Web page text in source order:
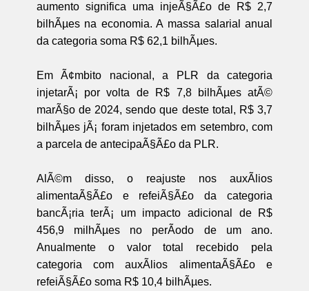
aumento significa uma injeÃ§Ã£o de R$ 2,7
bilhÃµes na economia. A massa salarial anual
da categoria soma R$ 62,1 bilhÃµes.
Em Ã¢mbito nacional, a PLR da categoria
injetarÃ¡ por volta de R$ 7,8 bilhÃµes atÃ©
marÃ§o de 2024, sendo que deste total, R$ 3,7
bilhÃµes jÃ¡ foram injetados em setembro, com
a parcela de antecipaÃ§Ã£o da PLR.
AlÃ©m disso, o reajuste nos auxÃ­lios
alimentaÃ§Ã£o e refeiÃ§Ã£o da categoria
bancÃ¡ria terÃ¡ um impacto adicional de R$
456,9 milhÃµes no perÃ­odo de um ano.
Anualmente o valor total recebido pela
categoria com auxÃ­lios alimentaÃ§Ã£o e
refeiÃ§Ã£o soma R$ 10,4 bilhÃµes.